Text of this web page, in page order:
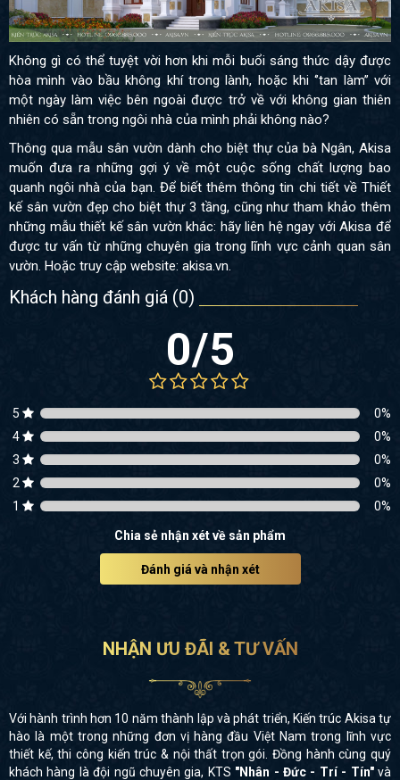
Không gì có thể tuyệt vời hơn khi mỗi buổi sáng thức dậy được
hòa mình vào bầu không khí trong lành, hoặc khi ‘’tan làm’’ với
một ngày làm việc bên ngoài được trở về với không gian thiên
nhiên có sẵn trong ngôi nhà của mình phải không nào?
Thông qua mẫu sân vườn dành cho biệt thự của bà Ngân, Akisa
muốn đưa ra những gợi ý về một cuộc sống chất lượng bao
quanh ngôi nhà của bạn. Để biết thêm thông tin chi tiết về Thiết
kế sân vườn đẹp cho biệt thự 3 tầng, cũng như tham khảo thêm
những mẫu thiết kế sân vườn khác: hãy liên hệ ngay với Akisa để
được tư vấn từ những chuyên gia trong lĩnh vực cảnh quan sân
vườn. Hoặc truy cập website: akisa.vn.
Khách hàng đánh giá (0)
0/5
5 0%
4
0%
3
0%
2
0%
1
0%
Chia sẻ nhận xét về sản phẩm
Đánh giá và nhận xét
NHẬN ƯU ĐÃI & TƯ VẤN
Với hành trình hơn 10 năm thành lập và phát triển, Kiến trúc Akisa tự
hào là một trong những đơn vị hàng đầu Việt Nam trong lĩnh vực
thiết kế, thi công kiến trúc & nội thất trọn gói. Đồng hành cùng quý
khách hàng là đội ngũ chuyên gia, KTS "Nhân - Đức - Trí - Tín"và